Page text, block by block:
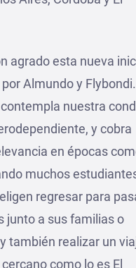
agrado esta nueva
Almundo y
nuestra
y cobra
en épocas
muchos
regresar para
junto a sus familias o
también realizar un
como lo es El